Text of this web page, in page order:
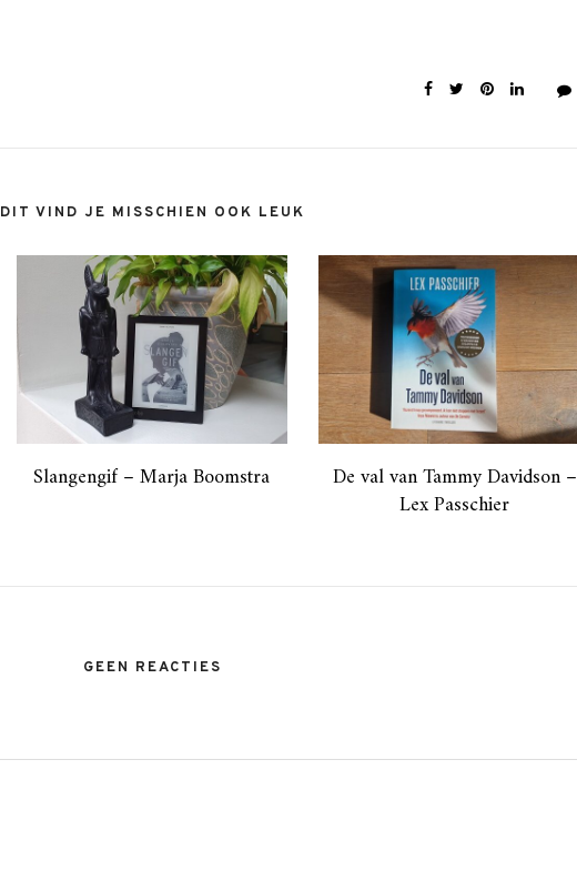
DIT VIND JE MISSCHIEN OOK LEUK
Slangengif – Marja Boomstra
De val van Tammy Davidson –
Lex Passchier
GEEN REACTIES